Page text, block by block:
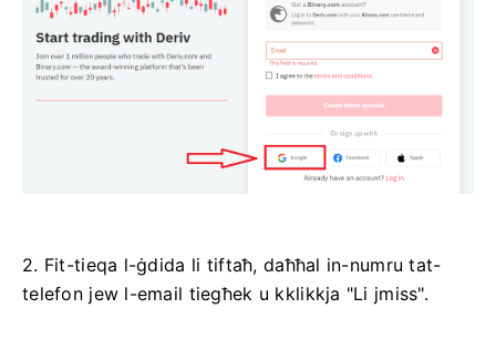
2. Fit-tieqa l-ġdida li tiftaħ, daħħal in-numru tat-
telefon jew l-email tiegħek u kklikkja "Li jmiss".